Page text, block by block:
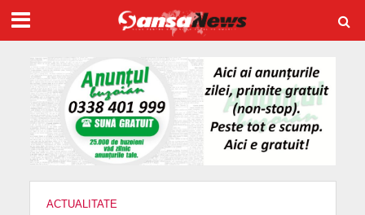
ACTUALITATE